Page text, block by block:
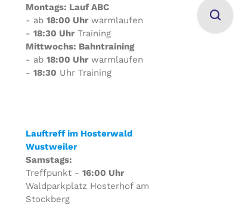
Montags: Lauf ABC
- ab 18:00 Uhrwarmlaufen
- 18:30 UhrTraining
Mittwochs: Bahntraining
- ab 18:00 Uhrwarmlaufen
- 18:30 Uhr Training
Lauftreff im Hosterwald
Wustweiler
Samstags:
Treffpunkt - 16:00 Uhr
Waldparkplatz Hosterhof am
Stockberg